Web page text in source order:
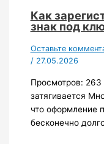
Как
знак под
Оставьте
/ 27.05.2026
Просмотров:
затягивается
что оформление
бесконечно